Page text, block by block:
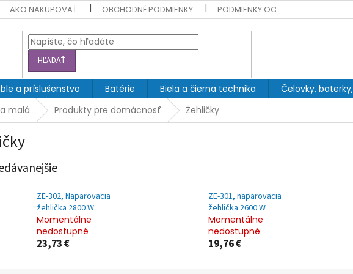
AKO NAKUPOVAŤ OBCHODNÉ PODMIENKY PODMIENKY OCHRANY OSOBNÝCH
HĽADAŤ
a príslušenstvo Batérie Biela a čierna technika Čelovky,
malá
Produkty pre domácnosť Žehličky
ZE-302, Naparovacia
žehlička 2800 W
Momentálne
nedostupné
23,73 €
ZE-301, naparovacia
žehlička 2600 W
Momentálne
nedostupné
19,76 €